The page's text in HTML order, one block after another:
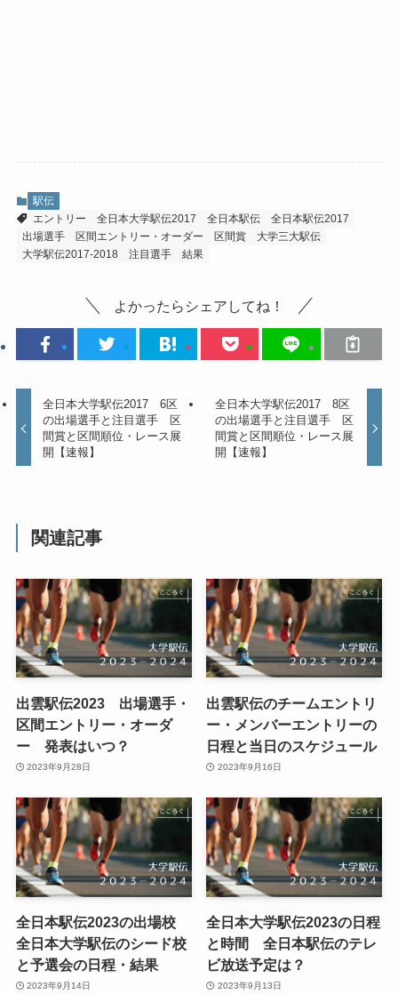
駅伝
エントリー
全日本大学駅伝2017 全日本駅伝
全日本駅伝2017
出場選手
区間エントリー・オーダー 区間賞
大学三大駅伝
大学駅伝2017-2018
注目選手 結果
よかったらシェアしてね！
全日本大学駅伝2017 6区
の出場選手と注目選手 区
間賞と区間順位・レース展
開【速報】
全日本大学駅伝2017 8区
の出場選手と注目選手 区
間賞と区間順位・レース展
開【速報】
関連記事
出雲駅伝2023 出場選手・
区間エントリー・オーダ
ー 発表はいつ？
2023年9月28日
出雲駅伝のチームエントリ
ー・メンバーエントリーの
日程と当日のスケジュール
2023年9月16日
全日本駅伝2023の出場校
全日本大学駅伝のシード校
と予選会の日程・結果
2023年9月14日
全日本大学駅伝2023の日程
と時間 全日本駅伝のテレ
ビ放送予定は？
2023年9月13日